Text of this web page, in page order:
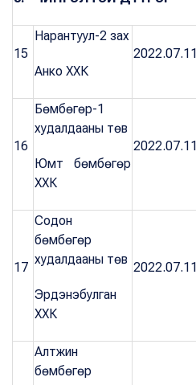
15
Нарантуул-2 зах
Анко ХХК
2022.07.11
16
Бөмбөгөр-1
худалдааны төв
Юмт бөмбөгөр
ХХК
2022.07.11
17
Содон
бөмбөгөр
худалдааны төв
Эрдэнэбулган
ХХК
2022.07.11
Алтжин
бөмбөгөр